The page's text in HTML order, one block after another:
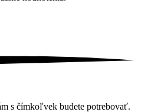
s čímkoľvek budete potrebovať.